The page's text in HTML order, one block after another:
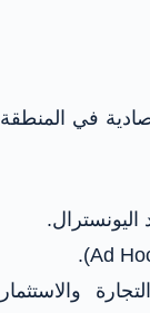
في المنطقة
اليونسترال.
والاستثمار